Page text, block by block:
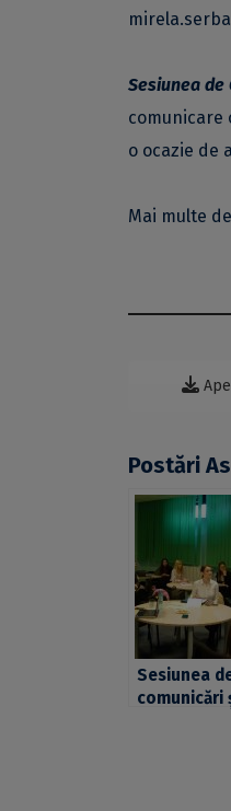
Sesiunea
comunicare
o ocazie de
Mai multe
Postări
Sesiunea
comunicări